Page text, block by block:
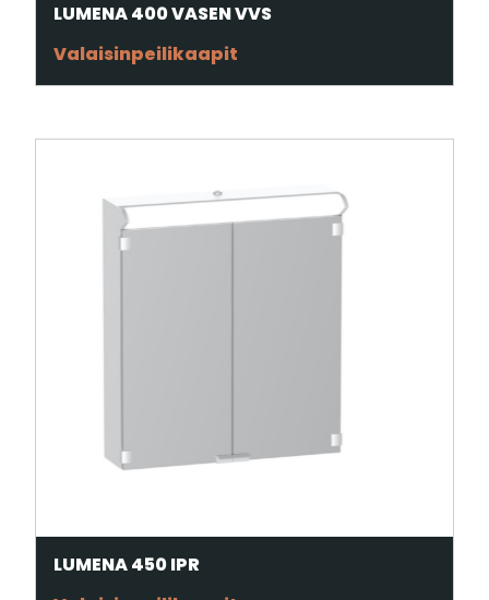
LUMENA 400 VASEN VVS
Valaisinpeilikaapit
LUMENA 450 IPR